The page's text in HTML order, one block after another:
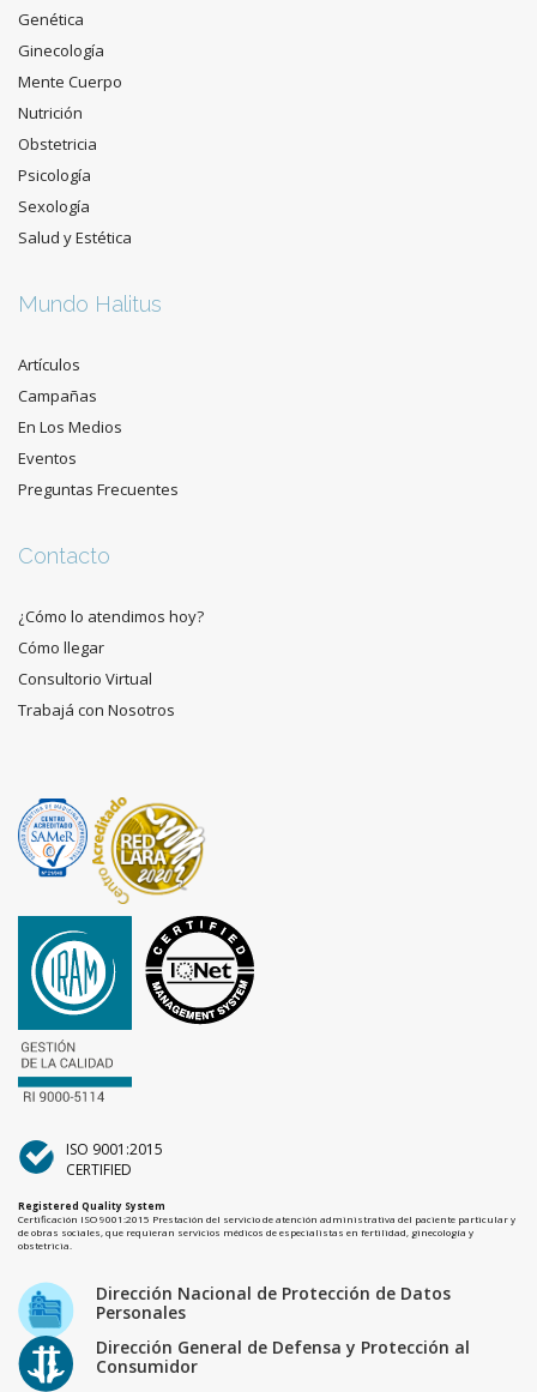
Genética
Ginecología
Mente Cuerpo
Nutrición
Obstetricia
Psicología
Sexología
Salud y Estética
Mundo Halitus
Artículos
Campañas
En Los Medios
Eventos
Preguntas Frecuentes
Contacto
¿Cómo lo atendimos hoy?
Cómo llegar
Consultorio Virtual
Trabajá con Nosotros
ISO 9001:2015
CERTIFIED
Registered Quality System
Certificación ISO 9001:2015 Prestación del servicio de atención administrativa del paciente particular y
de obras sociales, que requieran servicios médicos de especialistas en fertilidad, ginecología y
obstetricia.
Dirección Nacional de Protección de Datos
Personales
Dirección General de Defensa y Protección al
Consumidor